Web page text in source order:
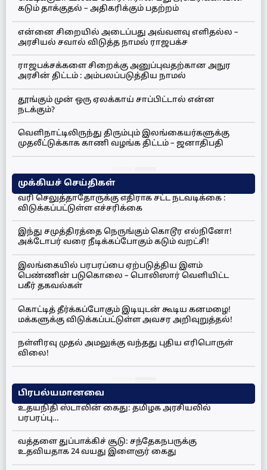
கடும் தாக்குதல் – அதிகரிக்கும் பதற்றம்
என்னை சிறையில் அடைப்பது அவ்வளவு எளிதல்ல –
அரசியல் சவால் விடுத்த நாமல் ராஜபக்ச
ராஜபக்சக்களை சிறைக்கு அனுப்புவதற்கான அநுர
அரசின் திட்டம் : அம்பலப்படுத்திய நாமல்
தூங்கும் முன் ஒரு ஏலக்காய் சாப்பிட்டால் என்ன
நடக்கும்?
வெளிநாட்டிலிருந்து திரும்பும் இலங்கையர்களுக்கு
முதலீட்டுக்காக காணி வழங்க திட்டம் – ஜனாதிபதி
முக்கியச் செய்திகள்
வரி செலுத்தாதோருக்கு எதிராக சட்ட நடவடிக்கை :
விடுக்கப்பட்டுள்ள எச்சரிக்கை
இந்து சமுத்திரத்தை நெருங்கும் கொடூர எல்நினோ!
அக்டோபர் வரை நீடிக்கப்போகும் கடும் வறட்சி!
இலங்கையில் பரபரப்பை ஏற்படுத்திய இளம்
பெண்ணின் படுகொலை – பொலிஸார் வெளியிட்ட
பகீர் தகவல்கள்
கொட்டித் தீர்க்கப்போகும் இடியுடன் கூடிய கனமழை!
மக்களுக்கு விடுக்கப்பட்டுள்ள அவசர அறிவுறுத்தல்!
நள்ளிரவு முதல் அமலுக்கு வந்தது புதிய எரிபொருள்
விலை!
பிரபல்யமானவை
உதயநிதி ஸ்டாலின் கைது: தமிழக அரசியலில்
பரபரப்பு…
வத்தளை துப்பாக்கிச் சூடு: சந்தேகநபருக்கு
உதவியதாக 24 வயது இளைஞர் கைது